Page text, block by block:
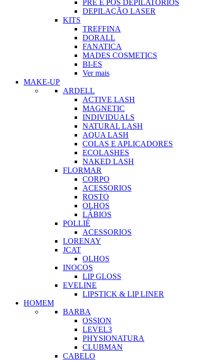
PRÉ E PÓS DEPILATORIOS
DEPILAÇÃO LASER
KITS
TREFFINA
DORALL
FANATICA
MADES COSMETICS
BI-ES
Ver mais
MAKE-UP
ARDELL
ACTIVE LASH
MAGNETIC
INDIVIDUALS
NATURAL LASH
AQUA LASH
COLAS E APLICADORES
ECOLASHES
NAKED LASH
FLORMAR
CORPO
ACESSORIOS
ROSTO
OLHOS
LÁBIOS
POLLIÉ
ACESSORIOS
LORENAY
JCAT
OLHOS
INOCOS
LIP GLOSS
EVELINE
LIPSTICK & LIP LINER
HOMEM
BARBA
OSSION
LEVEL3
PHYSIONATURA
CLUBMAN
CABELO